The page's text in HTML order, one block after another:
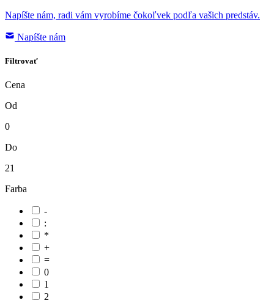
Napíšte nám, radi vám vyrobíme čokoľvek podľa vašich predstáv.
Napíšte nám
Filtrovať
Cena
Od
0
Do
21
Farba
-
:
*
+
=
0
1
2